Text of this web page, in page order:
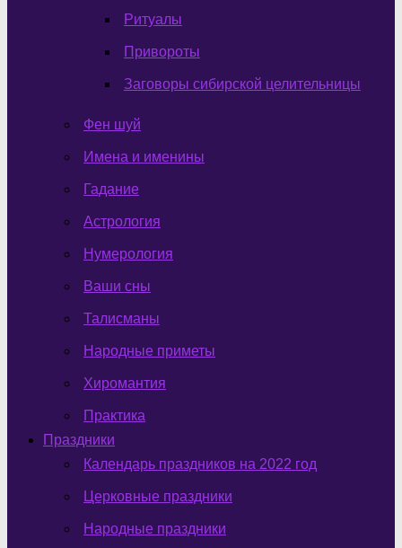
Ритуалы
Привороты
Заговоры сибирской целительницы
Фен шуй
Имена и именины
Гадание
Астрология
Нумерология
Ваши сны
Талисманы
Народные приметы
Хиромантия
Практика
Праздники
Календарь праздников на 2022 год
Церковные праздники
Народные праздники